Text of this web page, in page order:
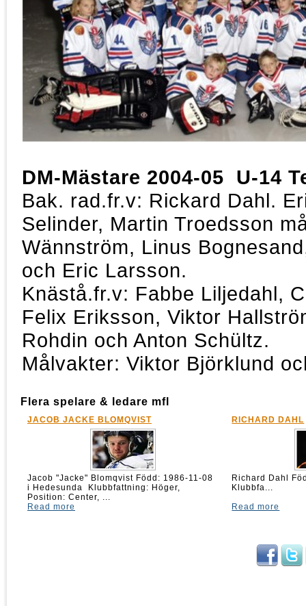
DM-Mästare 2004-05 U-14
Bak. rad.fr.v: Rickard Dahl.
Selinder, Martin Troedsson
Wännström, Linus
och Eric Larsson.
Knästå.fr.v: Fabbe Liljedahl,
Felix Eriksson, Viktor
Rohdin och Anton Schültz.
Målvakter: Viktor Björklund
Flera spelare & ledare mfl
JACOB JACKE BLOMQVIST
Jacob "Jacke" Blomqvist Född: 1986-11-08
i Hedesunda Klubbfattning: Höger,
Position: Center, ...
Read more
RICHARD DAHL
Richard Dahl
Klubbfa...
Read more